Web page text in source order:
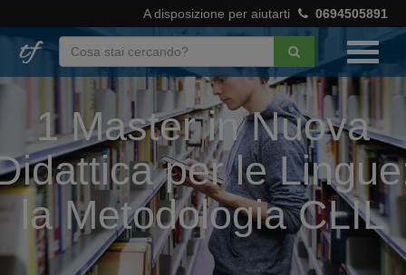
A disposizione per aiutarti 0694505891
1 Master in Nuova
per le
la Metodologia CLIL